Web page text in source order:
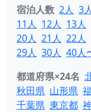
宿泊人数 2人 3
11人 12人 13人
20人 21人 22人
29人 30人 40人
都道府県×24名
秋田県 山形県
千葉県 東京都